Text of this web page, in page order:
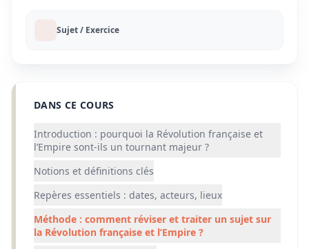
Sujet / Exercice
DANS CE COURS
Introduction : pourquoi la Révolution française et
l’Empire sont-ils un tournant majeur ?
Notions et définitions clés
Repères essentiels : dates, acteurs, lieux
Méthode : comment réviser et traiter un sujet sur
la Révolution française et l’Empire ?